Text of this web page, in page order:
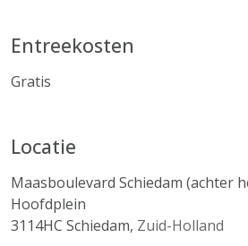
Entreekosten
Gratis
Locatie
Maasboulevard Schiedam (achter
Hoofdplein
3114HC Schiedam, Zuid-Holland